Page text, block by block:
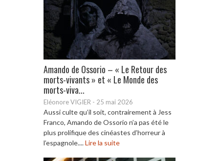
Amando de Ossorio – « Le Retour des
morts-vivants » et « Le Monde des
morts-viva...
Eléonore VIGIER - 25 mai 2026
Aussi culte qu’il soit, contrairement à Jess
Franco, Amando de Ossorio n’a pas été le
plus prolifique des cinéastes d’horreur à
l’espagnole....Lire la suite